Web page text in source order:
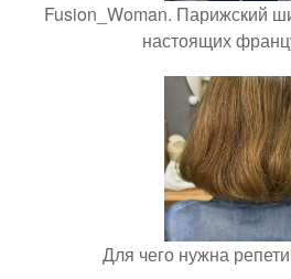
Fusion_Woman. Парижский
настоящих
Для чего нужна